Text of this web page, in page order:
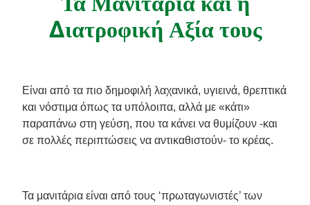
Συνταγές από την Μαργαρίτα Νικολαΐδη
Τα Μανιτάρια και η
Διατροφική Αξία τους
Είναι από τα πιο δημοφιλή λαχανικά, υγιεινά, θρεπτικά
και νόστιμα όπως τα υπόλοιπα, αλλά με «κάτι»
παραπάνω στη γεύση, που τα κάνει να θυμίζουν -και
σε πολλές περιπτώσεις να αντικαθιστούν- το κρέας.
Τα μανιτάρια είναι από τους ‘πρωταγωνιστές’ των